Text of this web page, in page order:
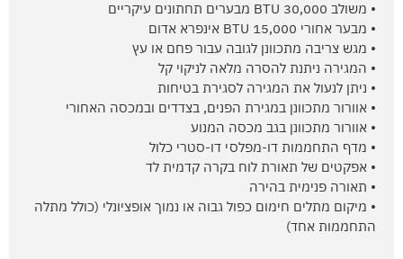
• משולב 30,000 BTU מבערים תחתונים עיקריים
• מבער אחורי 15,000 BTU אינפרא אדום
• מגש צריבה מתכוונן לגובה עבור פחם או עץ
• המגירה ניתנת להסרה מלאה לניקוי קל
• ניתן לנעול את המגירה לסגירת בטיחות
• אוורור מתכוונן במגירת הפנים, בצדדים ובמכסה האחורי
• אוורור מתכוונן בגב מכסה המנוע
• מדף התחממות דו-מפלסי דו-סטרי כלול
• אפקטים של תאורת לוח בקרה קדמית לד
• תאורה פנימית בהירה
• מיקום מתלים חימום כפול גבוה או נמוך אופציונלי (כולל מתלה
התחממות אחד)